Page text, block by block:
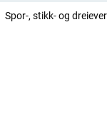
Spor-, stikk- og